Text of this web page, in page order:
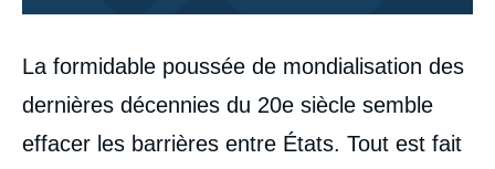
Corps
analyses
La formidable poussée de mondialisation des
dernières décennies du 20e siècle semble
effacer les barrières entre États. Tout est fait